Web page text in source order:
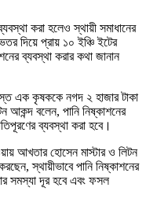
করা হলেও স্থায়ী সমাধানের
দিয়ে প্রায় ১০ ইঞ্চি ইটের
ব্যবস্থা করার কথা জানান
এক কৃষককে নগদ ২ হাজার টাকা
আকন্দ বলেন, পানি নিষ্কাশনের
ব্যবস্থা করা হবে।
আখতার হোসেন মাস্টার ও লিটন
স্থায়ীভাবে পানি নিষ্কাশনের
সমস্যা দূর হবে এবং ফসল